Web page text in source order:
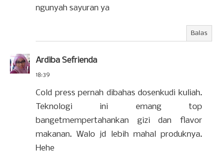
ngunyah sayuran ya
Balas
Ardiba Sefrienda
18:39
Cold press pernah dibahas dosenkudi kuliah.
Teknologi ini emang top
bangetmempertahankan gizi dan flavor
makanan. Walo jd lebih mahal produknya.
Hehe